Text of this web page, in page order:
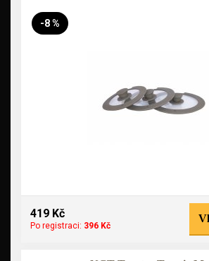
-8 %
419 Kč
Po registraci: 396 Kč